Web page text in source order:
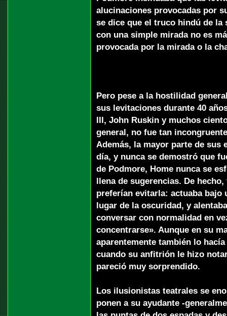
alucinaciones provocadas por
se dice que el truco hindú de la
con una simple mirada no es
provocada por la mirada o la
Pero pese a la hostilidad
sus levitaciones durante 40
III, John Ruskin y muchos
general, no fue tan
Además, la mayor parte de sus
día, y nunca se demostró que
de Podmore, Home nunca se
llena de sugerencias. De
preferían evitarla: actuaba
lugar de la oscuridad, y
conversar con normalidad en
concentrarse». Aunque en su
aparentemente también lo
cuando su anfitrión le hizo
pareció muy sorprendido.
Los ilusionistas teatrales se
ponen a su ayudante -